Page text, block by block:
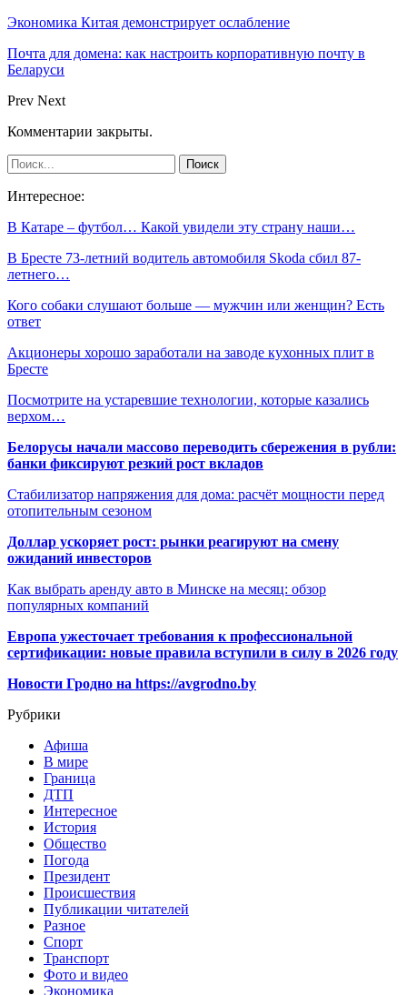
Экономика Китая демонстрирует ослабление
Почта для домена: как настроить корпоративную почту в
Беларуси
Prev Next
Комментарии закрыты.
Интересное:
В Катаре – футбол… Какой увидели эту страну наши…
В Бресте 73-летний водитель автомобиля Skoda сбил 87-
летнего…
Кого собаки слушают больше — мужчин или женщин? Есть
ответ
Акционеры хорошо заработали на заводе кухонных плит в
Бресте
Посмотрите на устаревшие технологии, которые казались
верхом…
Белорусы начали массово переводить сбережения в рубли:
банки фиксируют резкий рост вкладов
Стабилизатор напряжения для дома: расчёт мощности перед
отопительным сезоном
Доллар ускоряет рост: рынки реагируют на смену
ожиданий инвесторов
Как выбрать аренду авто в Минске на месяц: обзор
популярных компаний
Европа ужесточает требования к профессиональной
сертификации: новые правила вступили в силу в 2026 году
Новости Гродно на https://avgrodno.by
Рубрики
Афиша
В мире
Граница
ДТП
Интересное
История
Общество
Погода
Президент
Происшествия
Публикации читателей
Разное
Спорт
Транспорт
Фото и видео
Экономика